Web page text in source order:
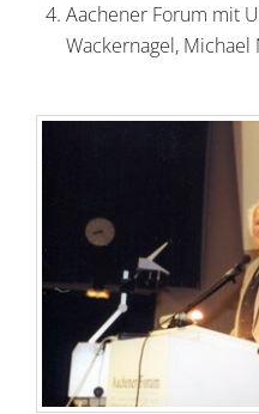
Aachener Forum mit
Wackernagel,